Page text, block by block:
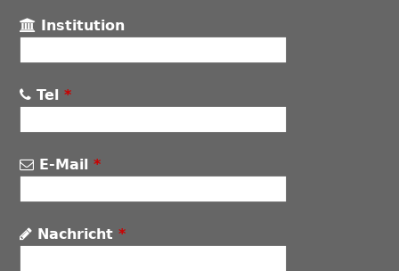
Institution
Tel*
E-Mail*
Nachricht*